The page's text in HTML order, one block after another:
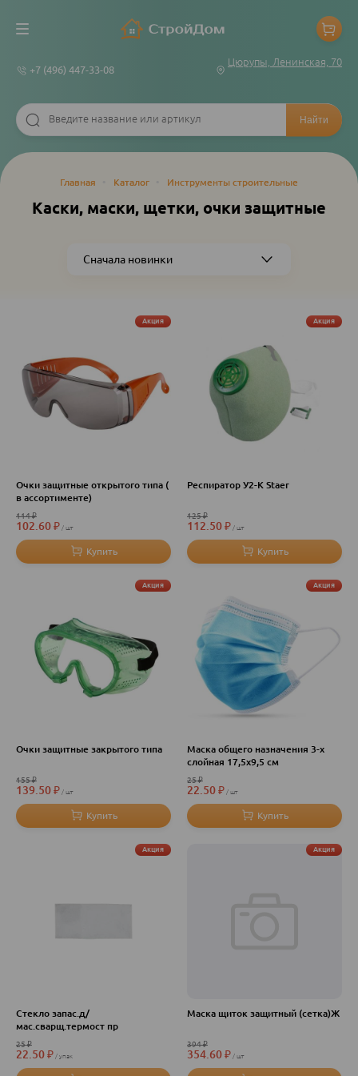
+7 (496) 447-33-08
Цюрупы, Ленинская, 70
Строка
Главная Каталог Инструменты строительные
Каски, маски, щетки, очки защитные
Акция
Очки защитные открытого типа (
в ассортименте)
114₽
102.60₽ шт
Акция
Респиратор У2-К Staer
125₽
112.50₽ шт
Акция
Очки защитные закрытого типа
155₽
139.50₽ шт
Акция
Маска общего назначения 3-х
слойная 17,5х9,5 см
25₽
22.50₽ шт
Акция
Стекло запас.д/
мас.сварщ.термост пр
25₽
22.50₽ упак
Акция
Маска щиток защитный (сетка)Ж
394₽
354.60₽ шт